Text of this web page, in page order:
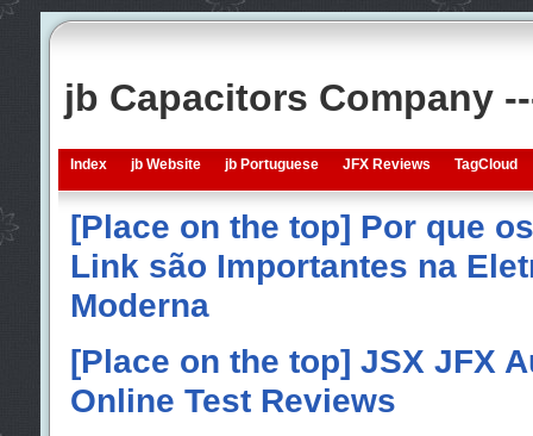
jb Capacitors Company
Index jb Website jb Portuguese JFX Reviews TagCloud
[Place on the top] Por que
Link são Importantes na
Moderna
[Place on the top] JSX JFX
Online Test Reviews